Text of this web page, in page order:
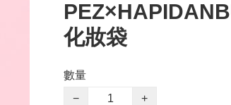
化妝袋
數量
−
+